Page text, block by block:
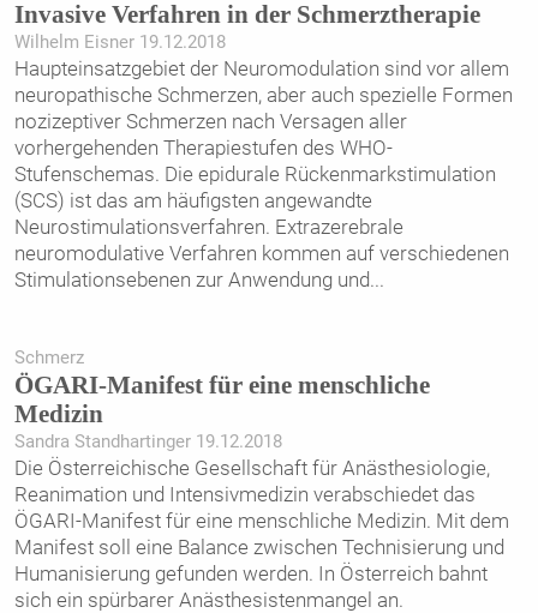
Invasive Verfahren in der Schmerztherapie
Wilhelm Eisner 19.12.2018
Haupteinsatzgebiet der Neuromodulation sind vor allem
neuropathische Schmerzen, aber auch spezielle Formen
nozizeptiver Schmerzen nach Versagen aller
vorhergehenden Therapiestufen des WHO-
Stufenschemas. Die epidurale Rückenmarkstimulation
(SCS) ist das am häufigsten angewandte
Neurostimulationsverfahren. Extrazerebrale
neuromodulative Verfahren kommen auf verschiedenen
Stimulations­ebenen zur Anwendung und...
Schmerz
ÖGARI-Manifest für eine menschliche
Medizin
Sandra Standhartinger 19.12.2018
Die Österreichische Gesellschaft für Anästhesiologie,
Reanimation und Intensivmedizin verabschiedet das
ÖGARI-Manifest für eine menschliche Medizin. Mit dem
Manifest soll eine Balance zwischen Technisierung und
Humanisierung gefunden werden. In Österreich bahnt
sich ein spürbarer Anästhesistenmangel an.